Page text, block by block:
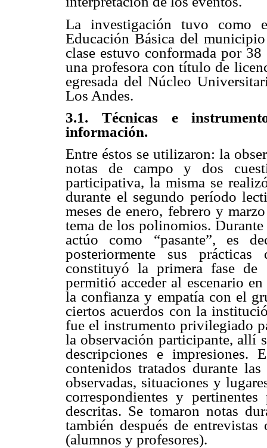
La investigación tuvo como
Educación Básica del
clase estuvo conformada por
una profesora con título de
egresada del Núcleo
Los Andes.
3.1. Técnicas e
información.
Entre éstos se utilizaron: la
notas de campo y dos
participativa, la misma se
durante el segundo período
meses de enero, febrero y
tema de los polinomios.
actúo como “pasante”, es
posteriormente sus
constituyó la primera fase de
permitió acceder al escenario
la confianza y empatía con el
ciertos acuerdos con la
fue el instrumento privilegiado
la observación participante, allí
descripciones e impresiones.
contenidos tratados durante
observadas, situaciones y
correspondientes y
descritas. Se tomaron notas
también después de
(alumnos y profesores).